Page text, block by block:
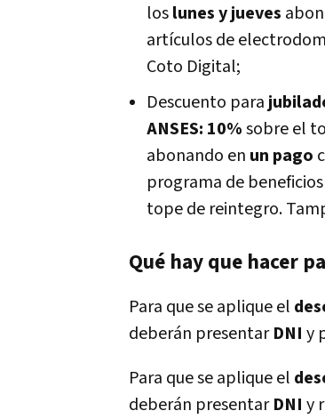
loslunes y jueves
artículos de
Coto Digital;
Descuento para
ANSES: 10%sobre el
abonando en un pago
programa de
tope de reintegro.
Qué hay que hacer
Para que se aplique el
deberán presentarDNI y
Para que se aplique el
deberán presentarDNI y